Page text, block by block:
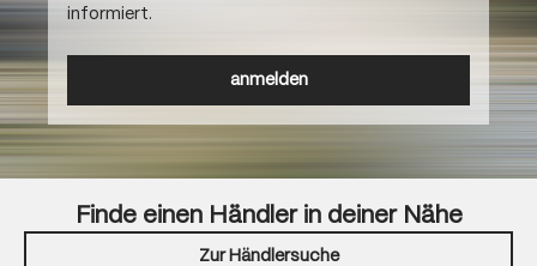
informiert.
anmelden
Finde einen Händler in deiner Nähe
Zur Händlersuche